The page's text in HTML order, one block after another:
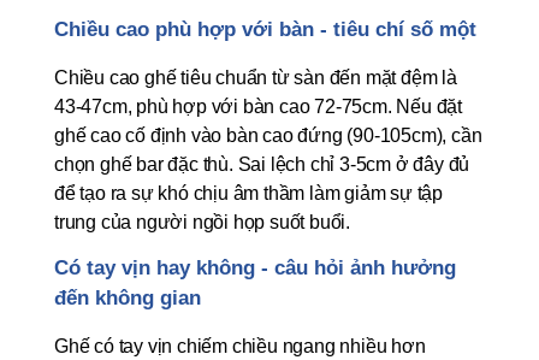
Chiều cao phù hợp với bàn - tiêu chí số một
Chiều cao ghế tiêu chuẩn từ sàn đến mặt đệm là
43-47cm, phù hợp với bàn cao 72-75cm. Nếu đặt
ghế cao cố định vào bàn cao đứng (90-105cm), cần
chọn ghế bar đặc thù. Sai lệch chỉ 3-5cm ở đây đủ
để tạo ra sự khó chịu âm thầm làm giảm sự tập
trung của người ngồi họp suốt buổi.
Có tay vịn hay không - câu hỏi ảnh hưởng
đến không gian
Ghế có tay vịn chiếm chiều ngang nhiều hơn